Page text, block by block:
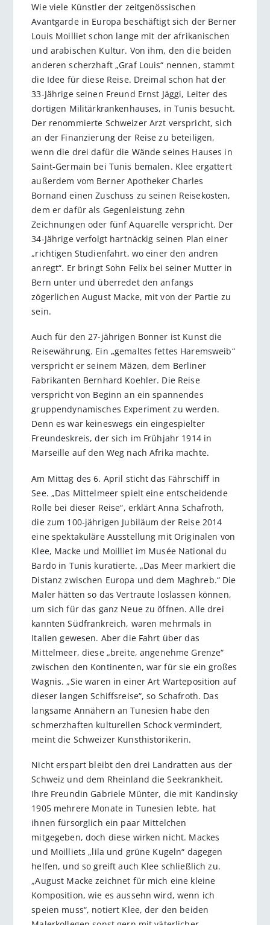
Wie viele Künstler der zeitgenössischen
Avantgarde in Europa beschäftigt sich der Berner
Louis Moilliet schon lange mit der afrikanischen
und arabischen Kultur. Von ihm, den die beiden
anderen scherzhaft „Graf Louis“ nennen, stammt
die Idee für diese Reise. Dreimal schon hat der
33-Jährige seinen Freund Ernst Jäggi, Leiter des
dortigen Militärkrankenhauses, in Tunis besucht.
Der renommierte Schweizer Arzt verspricht, sich
an der Finanzierung der Reise zu beteiligen,
wenn die drei dafür die Wände seines Hauses in
Saint-Germain bei Tunis bemalen. Klee ergattert
außerdem vom Berner Apotheker Charles
Bornand einen Zuschuss zu seinen Reisekosten,
dem er dafür als Gegenleis­tung zehn
Zeichnungen oder fünf Aquarelle verspricht. Der
34-Jährige verfolgt hartnäckig seinen Plan einer
„richtigen Studienfahrt, wo einer den andren
anregt“. Er bringt Sohn Felix bei seiner Mutter in
Bern unter und überredet den anfangs
zögerlichen August Macke, mit von der Partie zu
sein.
Auch für den 27-jährigen Bonner ist Kunst die
Reisewährung. Ein „gemaltes fettes Haremsweib“
verspricht er seinem Mäzen, dem Berliner
Fabrikanten Bernhard Koehler. Die Reise
verspricht von Beginn an ein spannendes
gruppendynamisches Experiment zu werden.
Denn es war keineswegs ein eingespielter
Freundeskreis, der sich im Frühjahr 1914 in
Marseille auf den Weg nach Afrika machte.
Am Mittag des 6. April sticht das Fährschiff in
See. „Das Mittelmeer spielt eine entscheidende
Rolle bei dieser Reise“, erklärt Anna Schafroth,
die zum 100-jährigen Jubiläum der Reise 2014
eine spektakuläre Ausstellung mit Originalen von
Klee, Macke und Moilliet im Musée National du
Bardo in Tunis kuratierte. „Das Meer markiert die
Distanz zwischen Europa und dem Maghreb.“ Die
Maler hätten so das Vertraute loslassen können,
um sich für das ganz Neue zu öffnen. Alle drei
kannten Südfrankreich, waren mehrmals in
Italien gewesen. Aber die Fahrt über das
Mittelmeer, diese „breite, angenehme Grenze“
zwischen den Kontinenten, war für sie ein großes
Wagnis. „Sie waren in einer Art Warteposition auf
dieser langen Schiffsreise“, so Schafroth. Das
langsame Annähern an Tunesien habe den
schmerzhaften kulturellen Schock vermindert,
meint die Schweizer Kunsthistorikerin.
Nicht erspart bleibt den drei Landratten aus der
Schweiz und dem Rheinland die Seekrankheit.
Ihre Freundin Gabriele Münter, die mit Kandinsky
1905 mehrere Monate in Tunesien lebte, hat
ihnen fürsorglich ein paar Mittelchen
mitgegeben, doch diese wirken nicht. Mackes
und Moilliets „lila und grüne Kugeln“ dagegen
helfen, und so greift auch Klee schließlich zu.
„August Macke zeichnet für mich eine kleine
Komposition, wie es aussehn wird, wenn ich
speien muss“, notiert Klee, der den beiden